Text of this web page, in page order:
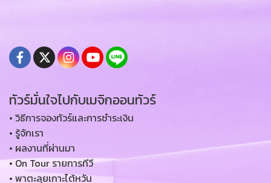
ทัวร์มั่นใจไปกับเมจิกออนทัวร์
• วิธีการจองทัวร์และการชำระเงิน
• รู้จักเรา
• ผลงานที่ผ่านมา
• On Tour รายการทีวี
• พาตะลุยเกาะไต้หวัน